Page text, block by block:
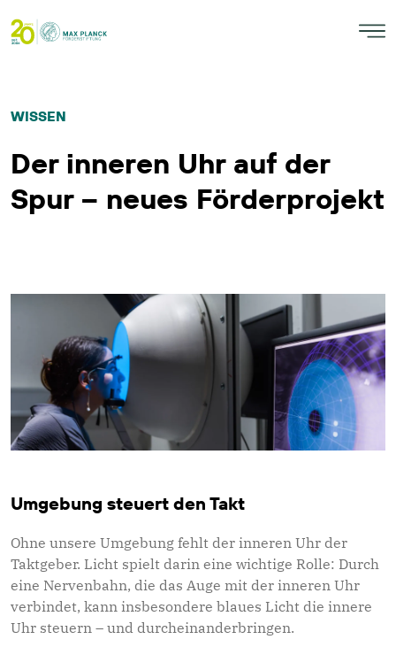
WISSEN
Der inneren Uhr auf der
Spur – neues Förderprojekt
Umgebung steuert den Takt
Ohne unsere Umgebung fehlt der inneren Uhr der
Taktgeber. Licht spielt darin eine wichtige Rolle: Durch
eine Nervenbahn, die das Auge mit der inneren Uhr
verbindet, kann insbesondere blaues Licht die innere
Uhr steuern – und durcheinanderbringen.